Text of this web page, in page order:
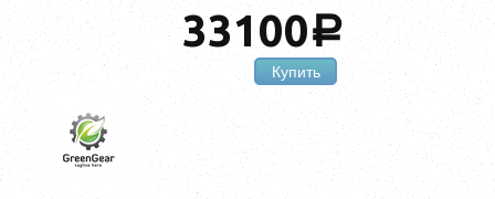
33100a
Купить